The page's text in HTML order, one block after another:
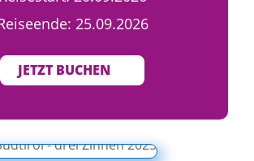
25.09.2026
JETZT BUCHEN